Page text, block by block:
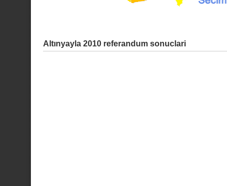
Altınyayla 2010 referandum sonuclari